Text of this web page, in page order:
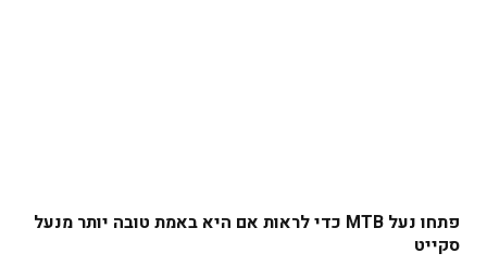
פתחו נעל MTB כדי לראות אם היא באמת טובה יותר מנעל
סקייט